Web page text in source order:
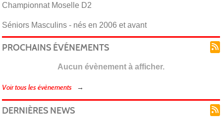
Championnat Moselle D2
Séniors Masculins - nés en 2006 et avant
PROCHAINS ÉVÉNEMENTS
Aucun évènement à afficher.
Voir tous les évènements
DERNIÈRES NEWS